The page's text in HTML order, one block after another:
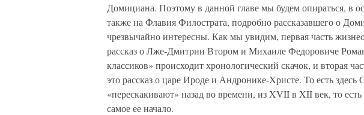
Домициана. Поэтому в данной главе мы будем опираться, в
также на Флавия Филострата, подробно рассказавшего о
чрезвычайно интересны. Как мы увидим, первая часть
рассказ о Лже-Дмитрии Втором и Михаиле Федоровиче
классиков» происходит хронологический скачок, и вторая
это рассказ о царе Ироде и Андронике-Христе. То есть
«перескакивают» назад во времени, из XVII в XII век, то
самое ее начало.